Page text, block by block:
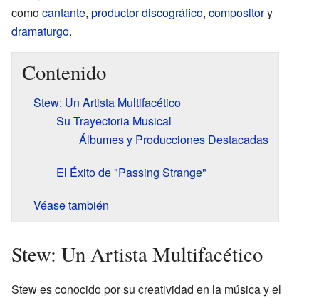
comocantante, productor discográfico, compository
dramaturgo.
Contenido
Stew: Un Artista Multifacético
Su Trayectoria Musical
Álbumes y Producciones Destacadas
El Éxito de "Passing Strange"
Véase también
Stew: Un Artista Multifacético
Stew es conocido por su creatividad en la música y el